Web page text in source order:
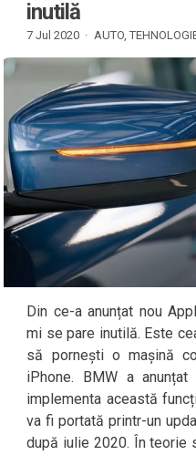
inutilă
7 Jul 2020 · AUTO ,
Din ce-a anunțat nou
mi se pare inutilă. Este
să pornești o mașină
iPhone. BMW a
implementa această
va fi portată printr-un
după iulie 2020. În teorie